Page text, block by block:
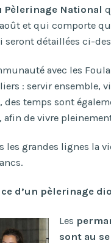
Pèlerinage National
et qui comporte
détaillées ci-
avec les
: servir ensemble,
des temps sont
afin de vivre
les grandes lignes la
d’un pèlerinage
Les
sont au